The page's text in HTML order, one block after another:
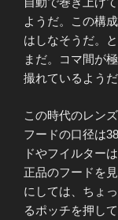
ようだ。この構
はしなそうだ。
まだ。コマ間が
撮れているよう
この時代のレン
フードの口径は
ドやフイルター
正品のフードを
にしては、ちょ
るポッチを押し